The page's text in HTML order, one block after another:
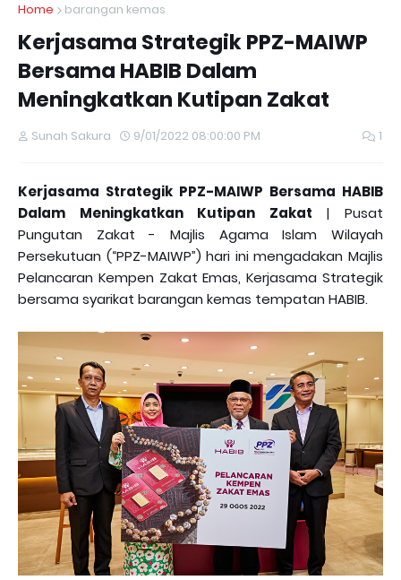
Home
barangan kemas
Kerjasama Strategik PPZ-MAIWP
Bersama HABIB Dalam
Meningkatkan Kutipan Zakat
Sunah Sakura 9/01/2022 08:00:00 PM 1
Kerjasama Strategik PPZ-MAIWP Bersama HABIB
Dalam Meningkatkan Kutipan Zakat | Pusat
Pungutan Zakat - Majlis Agama Islam Wilayah
Persekutuan (“PPZ-MAIWP”) hari ini mengadakan Majlis
Pelancaran Kempen Zakat Emas, Kerjasama Strategik
bersama syarikat barangan kemas tempatan HABIB.